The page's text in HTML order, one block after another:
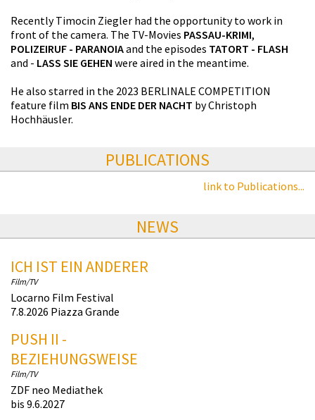
Recently Timocin Ziegler had the opportunity to work in
front of the camera. The TV-Movies PASSAU-KRIMI,
POLIZEIRUF - PARANOIAand the episodes TATORT - FLASH
and - LASS SIE GEHEN were aired in the meantime.
He also starred in the 2023 BERLINALE COMPETITION
feature film BIS ANS ENDE DER NACHT by Christoph
Hochhäusler.
PUBLICATIONS
link to Publications...
NEWS
ICH IST EIN ANDERER
Film/TV
Locarno Film Festival
7.8.2026 Piazza Grande
PUSH II -
BEZIEHUNGSWEISE
Film/TV
ZDF neo Mediathek
bis 9.6.2027